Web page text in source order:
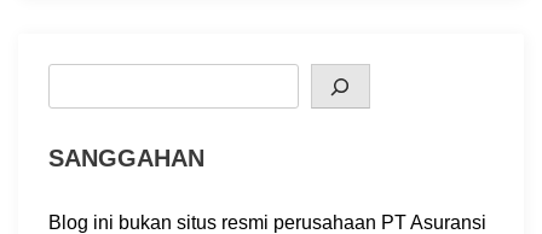
SANGGAHAN
Blog ini bukan situs resmi perusahaan PT Asuransi